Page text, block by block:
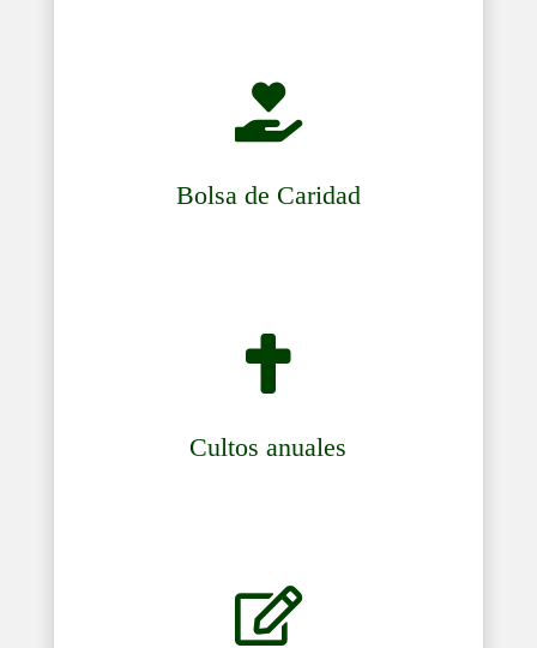

Bolsa de Caridad

Cultos anuales
